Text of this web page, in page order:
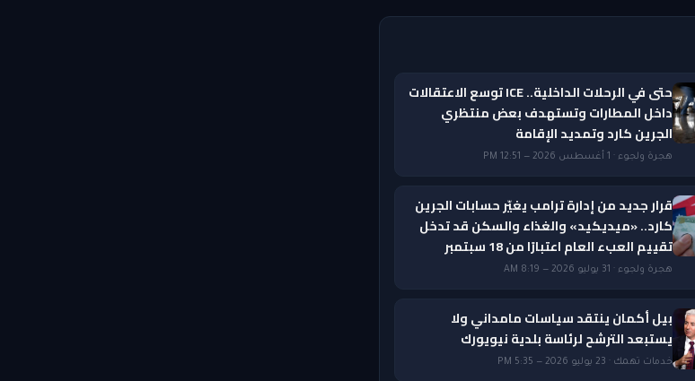
حتى في الرحلات الداخلية.. ICE توسع الاعتقالات
داخل المطارات وتستهدف بعض منتظري
الجرين كارد وتمديد الإقامة
هجرة ولجوء · 1 أغسطس 2026 — 12:51 PM
قرار جديد من إدارة ترامب يغيّر حسابات الجرين
كارد.. «ميديكيد» والغذاء والسكن قد تدخل
تقييم العبء العام اعتبارًا من 18 سبتمبر
هجرة ولجوء · 31 يوليو 2026 — 8:19 AM
بيل أكمان ينتقد سياسات مامداني ولا
يستبعد الترشح لرئاسة بلدية نيويورك
خدمات تهمك · 23 يوليو 2026 — 5:35 PM